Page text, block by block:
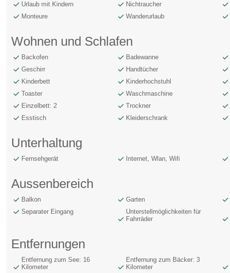
Urlaub mit Kindern Nichtraucher
Monteure
Wanderurlaub
Wohnen und Schlafen
Backofen Badewanne
Geschirr
Handtücher
Kinderbett
Kinderhochstuhl
Toaster
Waschmaschine
Einzelbett: 2
Trockner
Esstisch
Kleiderschrank
Unterhaltung
Fernsehgerät Internet, Wlan, Wifi
Aussenbereich
Balkon Garten
Separater Eingang
Unterstellmöglichkeiten für
Fahrräder
Entfernungen
Entfernung zum See: 16
Kilometer
Entfernung zum Bäcker: 3
Kilometer